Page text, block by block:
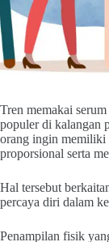
Tren memakai
populer di kalangan
orang ingin memiliki
proporsional serta
Hal tersebut
percaya diri dalam
Penampilan fisik